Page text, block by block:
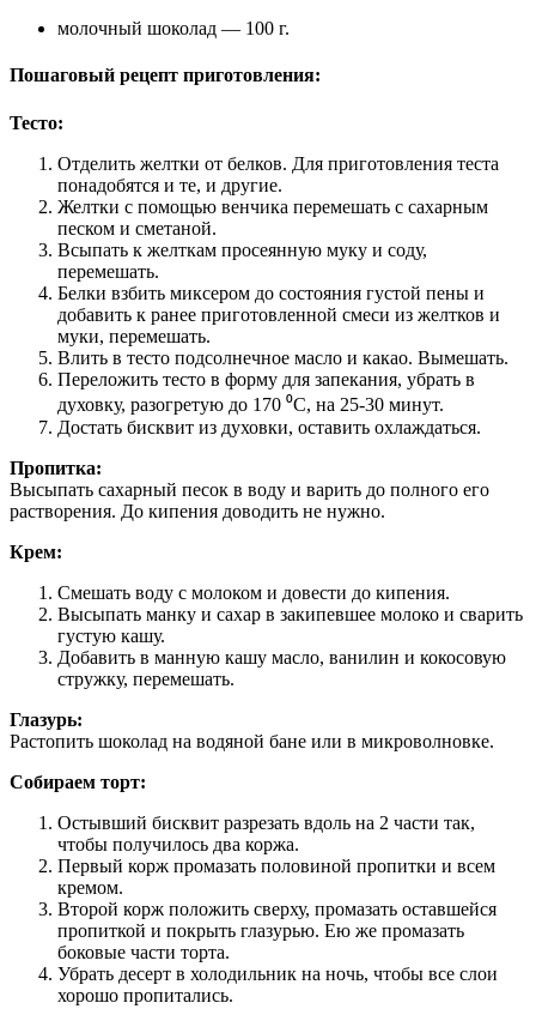
молочный шоколад — 100 г.
Пошаговый рецепт приготовления:
Тесто:
Отделить желтки от белков. Для приготовления теста
понадобятся и те, и другие.
Желтки с помощью венчика перемешать с сахарным
песком и сметаной.
Всыпать к желткам просеянную муку и соду,
перемешать.
Белки взбить миксером до состояния густой пены и
добавить к ранее приготовленной смеси из желтков и
муки, перемешать.
Влить в тесто подсолнечное масло и какао. Вымешать.
Переложить тесто в форму для запекания, убрать в
духовку, разогретую до 170 ⁰С, на 25-30 минут.
Достать бисквит из духовки, оставить охлаждаться.
Пропитка:
Высыпать сахарный песок в воду и варить до полного его
растворения. До кипения доводить не нужно.
Крем:
Смешать воду с молоком и довести до кипения.
Высыпать манку и сахар в закипевшее молоко и сварить
густую кашу.
Добавить в манную кашу масло, ванилин и кокосовую
стружку, перемешать.
Глазурь:
Растопить шоколад на водяной бане или в микроволновке.
Собираем торт:
Остывший бисквит разрезать вдоль на 2 части так,
чтобы получилось два коржа.
Первый корж промазать половиной пропитки и всем
кремом.
Второй корж положить сверху, промазать оставшейся
пропиткой и покрыть глазурью. Ею же промазать
боковые части торта.
Убрать десерт в холодильник на ночь, чтобы все слои
хорошо пропитались.